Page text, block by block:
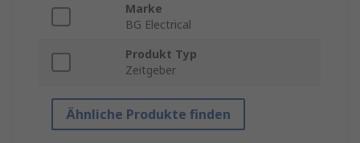
Marke
BG Electrical
Produkt Typ
Zeitgeber
Ähnliche Produkte finden